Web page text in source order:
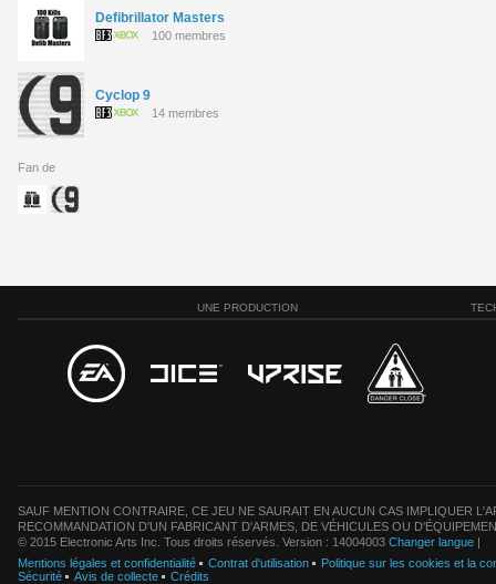
Defibrillator Masters
100 membres
Cyclop 9
14 membres
Fan de
UNE PRODUCTION
SAUF MENTION CONTRAIRE, CE JEU NE SAURAIT EN AUCUN CAS IMPLIQUER
RECOMMANDATION D'UN FABRICANT D'ARMES, DE VÉHICULES OU
© 2015 Electronic Arts Inc. Tous droits réservés. Version : 14004003 Changer langue |
Mentions légales et confidentialité
Contrat d'utilisation
Politique sur les cookies et la
Sécurité
Avis de collecte Crédits